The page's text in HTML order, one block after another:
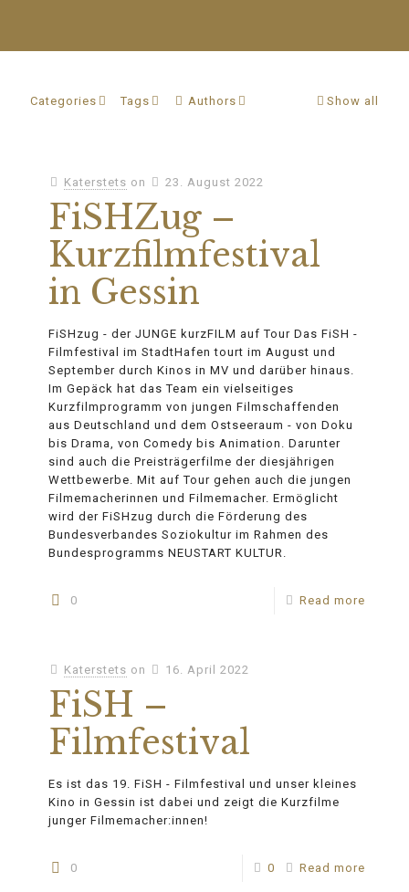
Categories Tags Authors Show all
Katerstets on 23. August 2022
FiSHZug –
Kurzfilmfestival
in Gessin
FiSHzug - der JUNGE kurzFILM auf Tour Das FiSH -
Filmfestival im StadtHafen tourt im August und
September durch Kinos in MV und darüber hinaus.
Im Gepäck hat das Team ein vielseitiges
Kurzfilmprogramm von jungen Filmschaffenden
aus Deutschland und dem Ostseeraum - von Doku
bis Drama, von Comedy bis Animation. Darunter
sind auch die Preisträgerfilme der diesjährigen
Wettbewerbe. Mit auf Tour gehen auch die jungen
Filmemacherinnen und Filmemacher. Ermöglicht
wird der FiSHzug durch die Förderung des
Bundesverbandes Soziokultur im Rahmen des
Bundesprogramms NEUSTART KULTUR.
0 Read more
Katerstets on 16. April 2022
FiSH –
Filmfestival
Es ist das 19. FiSH - Filmfestival und unser kleines
Kino in Gessin ist dabei und zeigt die Kurzfilme
junger Filmemacher:innen!
0 0 Read more